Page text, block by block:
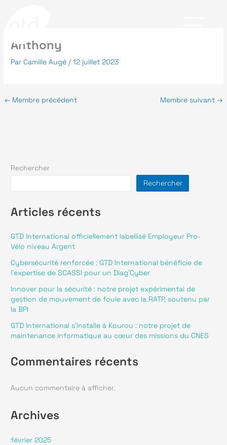
X
Recherche &
Développement
Secteurs
Défense
Services publics
Spatial
Transport
Keep in touch
Nos actualités
Rejoignez-nous
Politique de confidentialité
Anthony
ParCamille Augé /12 juillet 2023
← Membre précédent Membre suivant →
Rechercher
Rechercher
Articles récents
GTD International officiellement labellisé Employeur Pro-
Vélo niveau Argent
Cybersécurité renforcée : GTD International bénéficie de
l’expertise de SCASSI pour un Diag’Cyber
Innover pour la sécurité : notre projet expérimental de
gestion de mouvement de foule avec la RATP, soutenu par
la BPI
GTD International s’installe à Kourou : notre projet de
maintenance informatique au cœur des missions du CNES
Commentaires récents
Aucun commentaire à afficher.
Archives
février 2025